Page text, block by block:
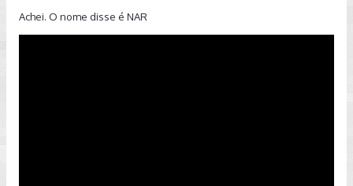
Achei. O nome disse é NAR